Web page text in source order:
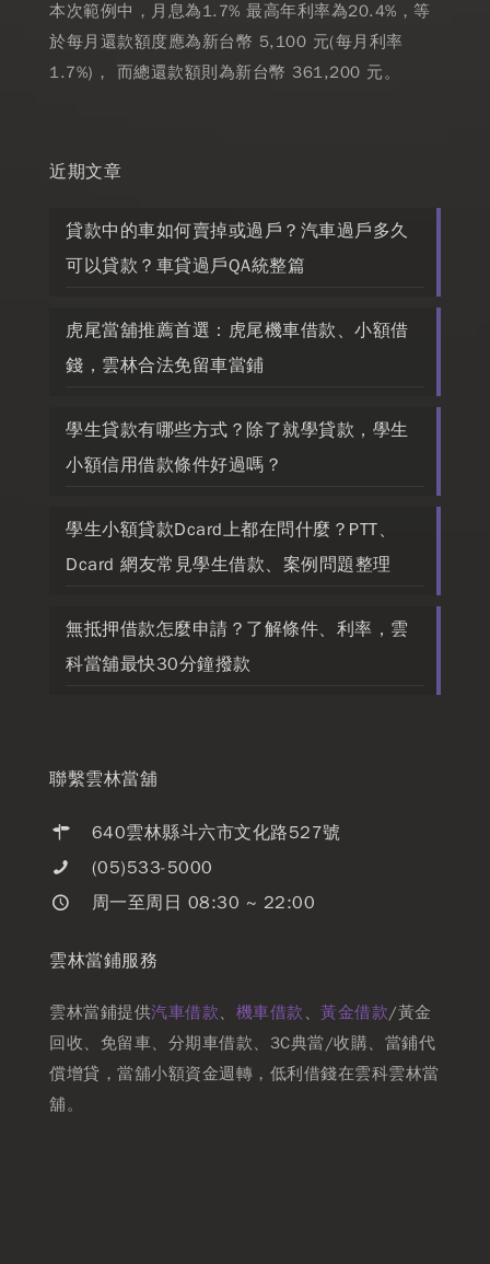
本次範例中，月息為1.7% 最高年利率為20.4%，等
於每月還款額度應為新台幣 5,100 元(每月利率
1.7%)， 而總還款額則為新台幣 361,200 元。
近期文章
貸款中的車如何賣掉或過戶？汽車過戶多久
可以貸款？車貸過戶QA統整篇
虎尾當舖推薦首選：虎尾機車借款、小額借
錢，雲林合法免留車當鋪
學生貸款有哪些方式？除了就學貸款，學生
小額信用借款條件好過嗎？
學生小額貸款Dcard上都在問什麼？PTT、
Dcard 網友常見學生借款、案例問題整理
無抵押借款怎麼申請？了解條件、利率，雲
科當舖最快30分鐘撥款
聯繫雲林當舖
640雲林縣斗六市文化路527號
(05)533-5000
周一至周日 08:30 ~ 22:00
雲林當鋪服務
雲林當鋪提供汽車借款、 機車借款 、 黃金借款/黃金
回收、免留車、分期車借款、3C典當/收購、當鋪代
償增貸，當舖小額資金週轉，低利借錢在雲科雲林當
舖。